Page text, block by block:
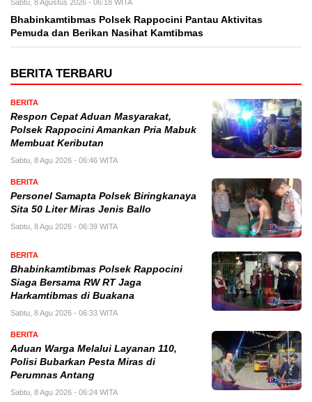
Sabtu, 8 Agustus 2026 - 06:18 WITA
Bhabinkamtibmas Polsek Rappocini Pantau Aktivitas
Pemuda dan Berikan Nasihat Kamtibmas
BERITA TERBARU
BERITA
Respon Cepat Aduan Masyarakat,
Polsek Rappocini Amankan Pria Mabuk
Membuat Keributan
Sabtu, 8 Agu 2026 - 06:46 WITA
BERITA
Personel Samapta Polsek Biringkanaya
Sita 50 Liter Miras Jenis Ballo
Sabtu, 8 Agu 2026 - 06:39 WITA
BERITA
Bhabinkamtibmas Polsek Rappocini
Siaga Bersama RW RT Jaga
Harkamtibmas di Buakana
Sabtu, 8 Agu 2026 - 06:33 WITA
BERITA
Aduan Warga Melalui Layanan 110,
Polisi Bubarkan Pesta Miras di
Perumnas Antang
Sabtu, 8 Agu 2026 - 06:24 WITA